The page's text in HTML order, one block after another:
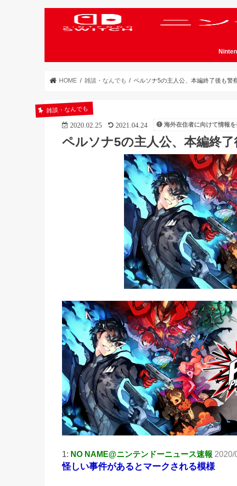
HOME 雑談・なんでも ペルソナ5の主人公、本編終了後も警
雑談・なんでも
2020.02.25 2021.04.24 海外在住者に向けて情報
ペルソナ5の主人公、本編終
1: NO NAME@ニンテンドーニュース速報 2020/
怪しい事件があるとマークされる模様